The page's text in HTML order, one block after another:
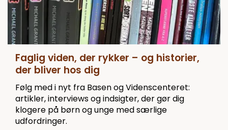
Faglig viden, der rykker – og historier,
der bliver hos dig
Følg med i nyt fra Basen og Videnscenteret:
artikler, interviews og indsigter, der gør dig
klogere på børn og unge med særlige
udfordringer.